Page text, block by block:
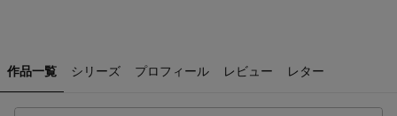
作品一覧 シリーズ プロフィール レビュー レター